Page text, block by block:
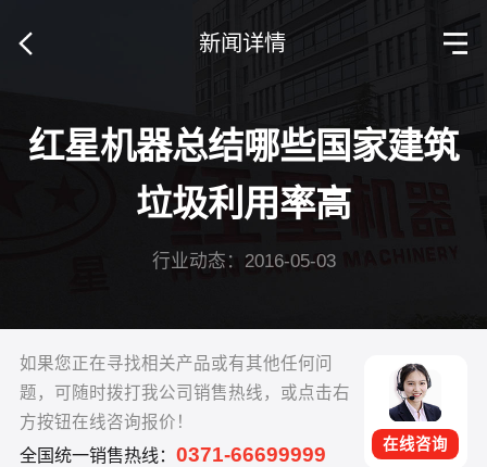
新闻详情
红星机器总结哪些国家建筑
垃圾利用率高
行业动态：2016-05-03
如果您正在寻找相关产品或有其他任何问
题，可随时拨打我公司销售热线，或点击右
方按钮在线咨询报价！
全国统一销售热线： 0371-66699999 在线咨询